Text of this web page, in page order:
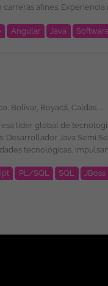
y experiencia en: .NET 10. Angular
Angular Java
Amazonas, Antioquia, Arauca, Atlántico, Bolívar, Boyacá, Caldas, Caquetá, Casanare, Cauca, Cesar, Chocó, Córdoba, Cundinamarca, Guainía, Guaviare, Huila, La Guajira, Magdalena, Meta, Nariño, Norte de Santander, Putumayo, Quindío, Risaralda, Santander, Sucre, Tolima, Valle del Cauca, Vaupés, Vichada, San Andrés, Providencia y Santa Catalina, Bogotá
edad,
PL/SQL SQL JBoss